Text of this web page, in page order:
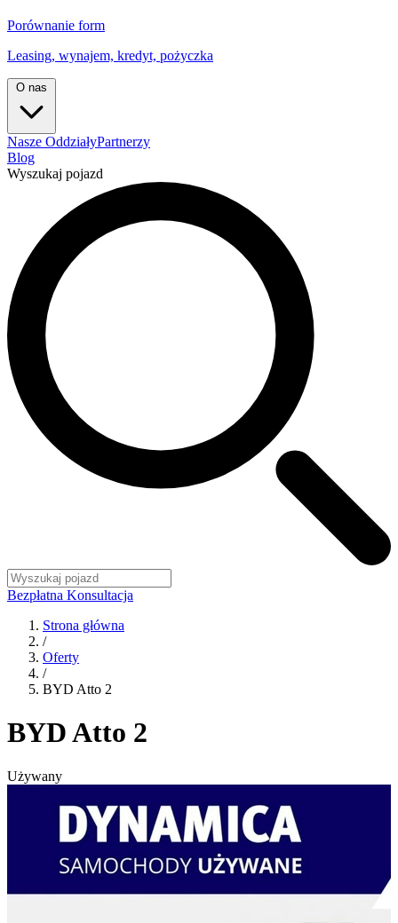
Porównanie form
Leasing, wynajem, kredyt, pożyczka
O nas
Nasze OddziałyPartnerzy
Blog
Wyszukaj pojazd
Bezpłatna Konsultacja
Strona główna
/
Oferty
/
BYD Atto 2
BYD Atto 2
Używany